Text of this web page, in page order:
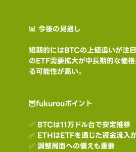
📊 今後の見通し
短期的にはBTCの上値追いが注
のETF需要拡大が中長期的な価
る可能性が高い。
🦉fukurouポイント
✅ BTCは11万ドル台で安定推移
✅ ETHはETFを通じた資金流入
✅ 調整局面への備えも重要